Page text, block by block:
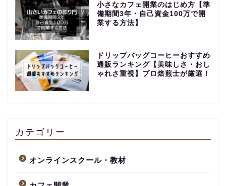
小さなカフェ開業のはじめ方【準
備期間3年・自己資金100万で開
業する方法】
ドリップバッグコーヒーおすすめ
通販ランキング【美味しさ・おし
ゃれさ重視】プロ焙煎士が厳選！
カテゴリー
オンラインスクール・教材【完全版】小さなカフェ
開業準備・必要なもの一